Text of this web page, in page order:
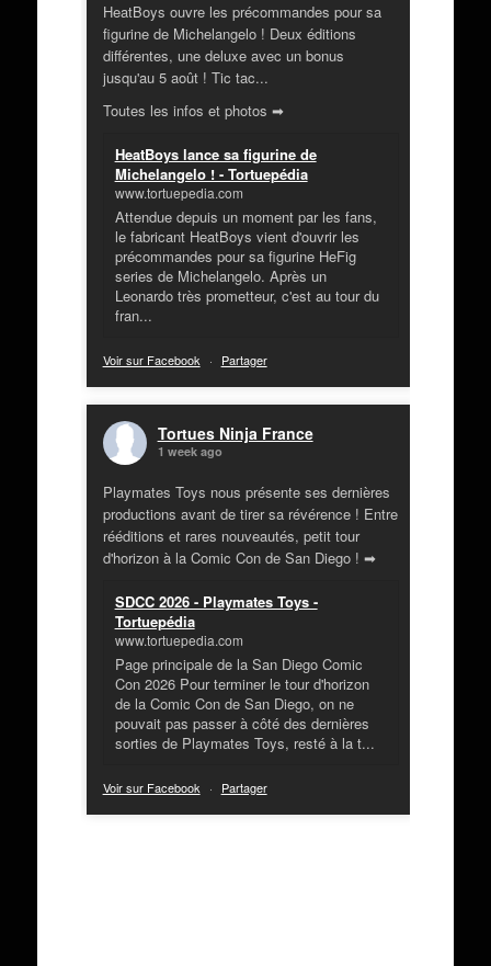
HeatBoys ouvre les précommandes pour sa
figurine de Michelangelo ! Deux éditions
différentes, une deluxe avec un bonus
jusqu'au 5 août ! Tic tac...
Toutes les infos et photos ➡
HeatBoys lance sa figurine de
Michelangelo ! - Tortuepédia
www.tortuepedia.com
Attendue depuis un moment par les fans,
le fabricant HeatBoys vient d'ouvrir les
précommandes pour sa figurine HeFig
series de Michelangelo. Après un
Leonardo très prometteur, c'est au tour du
fran...
Voir sur Facebook · Partager
Tortues Ninja France
1 week ago
Playmates Toys nous présente ses dernières
productions avant de tirer sa révérence ! Entre
rééditions et rares nouveautés, petit tour
d'horizon à la Comic Con de San Diego ! ➡
SDCC 2026 - Playmates Toys -
Tortuepédia
www.tortuepedia.com
Page principale de la San Diego Comic
Con 2026 Pour terminer le tour d'horizon
de la Comic Con de San Diego, on ne
pouvait pas passer à côté des dernières
sorties de Playmates Toys, resté à la t...
Voir sur Facebook · Partager